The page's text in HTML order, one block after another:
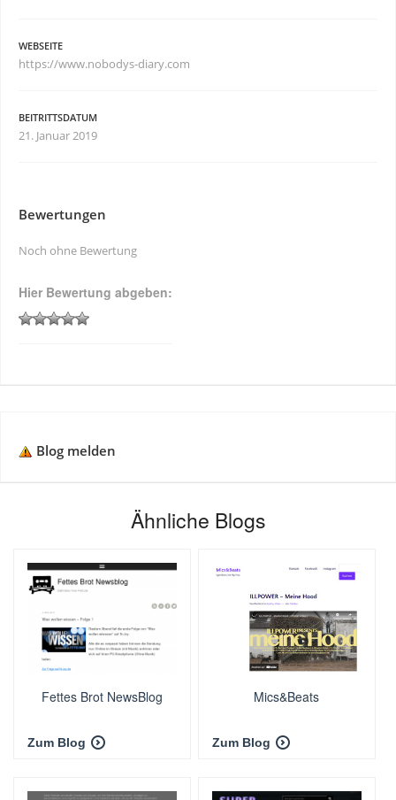
WEBSEITE
https://www.nobodys-diary.com
BEITRITTSDATUM
21. Januar 2019
Bewertungen
Noch ohne Bewertung
Hier Bewertung abgeben:
Blog melden
Ähnliche Blogs
Fettes Brot NewsBlog
Zum Blog
Mics&Beats
Zum Blog